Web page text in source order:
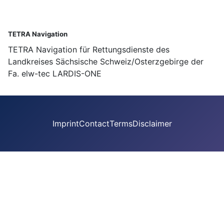
TETRA Navigation
TETRA Navigation für Rettungsdienste des
Landkreises Sächsische Schweiz/Osterzgebirge der
Fa. elw-tec LARDIS-ONE
ImprintContactTermsDisclaimer